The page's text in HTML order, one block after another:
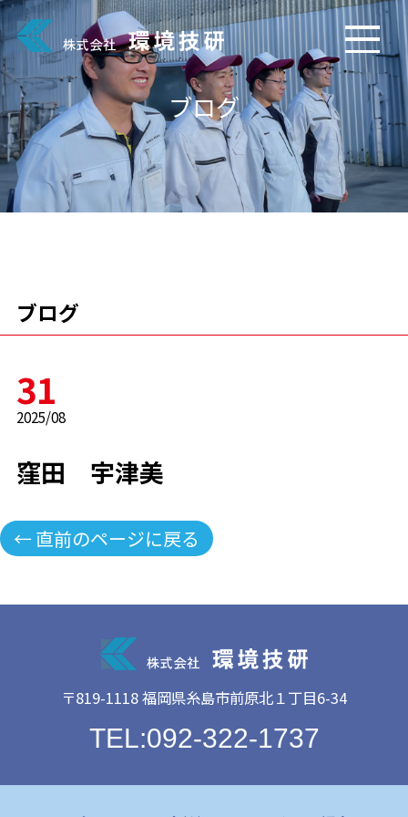
ブログ
ブログ
31
2025/08
窪田 宇津美
← 直前のページに戻る
〒819-1118 福岡県糸島市前原北１丁目6-34
TEL:092-322-1737